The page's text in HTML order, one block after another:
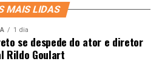
MAIS LIDAS
1 dia
se despede do ator e diretor
Rildo Goulart